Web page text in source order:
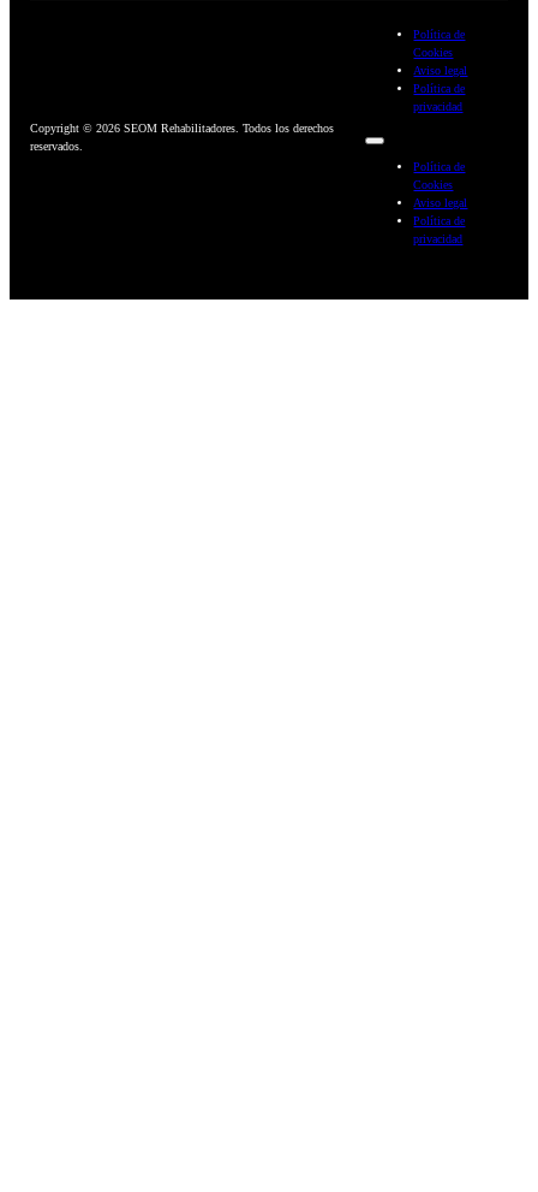
Copyright © 2026 SEOM Rehabilitadores. Todos los derechos
reservados.
Política de
Cookies
Aviso legal
Política de
privacidad
Política de
Cookies
Aviso legal
Política de
privacidad